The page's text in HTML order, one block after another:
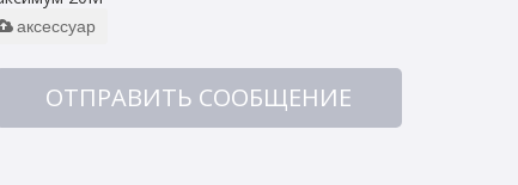
аксессуар
ОТПРАВИТЬ СООБЩЕНИЕ